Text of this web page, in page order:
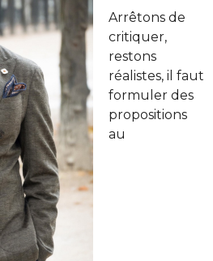
Arrêtons de
critiquer,
restons
réalistes, il faut
formuler des
propositions
au